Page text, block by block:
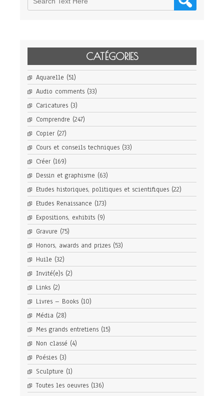
CATÉGORIES
Aquarelle (51)
Audio comments (33)
Caricatures (3)
Comprendre (247)
Copier (27)
Cours et conseils techniques (33)
Créer (169)
Dessin et graphisme (63)
Etudes historiques, politiques et scientifiques (22)
Etudes Renaissance (173)
Expositions, exhibits (9)
Gravure (75)
Honors, awards and prizes (53)
Huile (32)
Invité(e)s (2)
Links (2)
Livres – Books (10)
Média (28)
Mes grands entretiens (15)
Non classé (4)
Poésies (3)
Sculpture (1)
Toutes les oeuvres (136)